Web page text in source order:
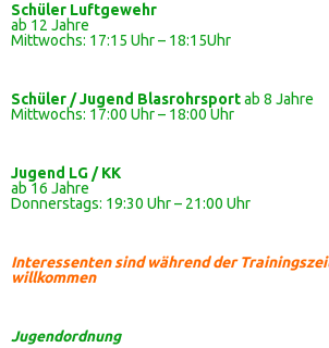
Schüler Luftgewehr
ab 12 Jahre
Mittwochs: 17:15 Uhr – 18:15Uhr
Schüler / Jugend Blasrohrsportab 8 Jahre
Mittwochs: 17:00 Uhr – 18:00 Uhr
Jugend LG / KK
ab 16 Jahre
Donnerstags: 19:30 Uhr – 21:00 Uhr
Interessenten sind während der
willkommen
Jugendordnung